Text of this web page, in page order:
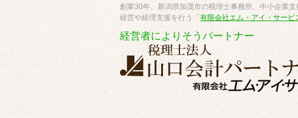
創業30年、新潟県加茂市の税理士事務所。中小企業
経営や経理支援を行う「 有限会社エム・アイ・サービ
経営者によりそうパートナー